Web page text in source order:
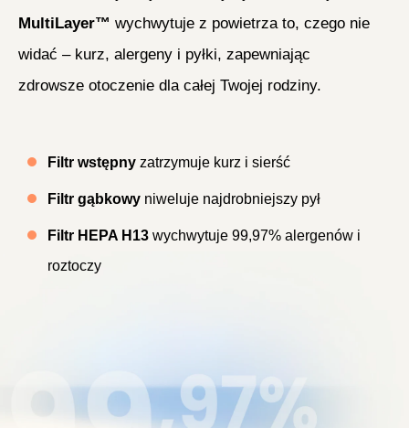
MultiLayer™ wychwytuje z powietrza to, czego nie
widać – kurz, alergeny i pyłki, zapewniając
zdrowsze otoczenie dla całej Twojej rodziny.
Filtr wstępny zatrzymuje kurz i sierść
Filtr gąbkowy niweluje najdrobniejszy pył
Filtr HEPA H13 wychwytuje 99,97% alergenów i
roztoczy